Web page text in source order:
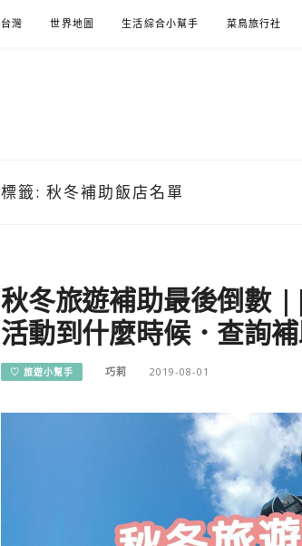
台灣 世界地圖 生活綜合小幫手 菜鳥旅行社
標籤: 秋冬補助飯店名單
秋冬旅遊補助最後倒數
活動到什麼時候．查詢
♡ 旅遊小幫手 巧莉 2019-08-01